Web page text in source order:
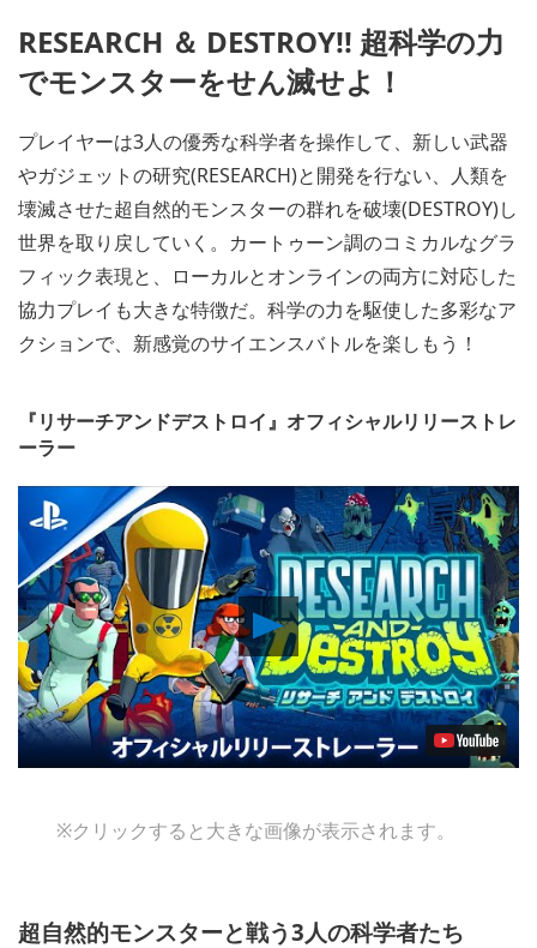
RESEARCH ＆ DESTROY!! 超科学の力
でモンスターをせん滅せよ！
プレイヤーは3人の優秀な科学者を操作して、新しい武器
やガジェットの研究(RESEARCH)と開発を行ない、人類を
壊滅させた超自然的モンスターの群れを破壊(DESTROY)し
世界を取り戻していく。カートゥーン調のコミカルなグラ
フィック表現と、ローカルとオンラインの両方に対応した
協力プレイも大きな特徴だ。科学の力を駆使した多彩なア
クションで、新感覚のサイエンスバトルを楽しもう！
『リサーチアンドデストロイ』オフィシャルリリーストレ
ーラー
Play
Video
※クリックすると大きな画像が表示されます。
超自然的モンスターと戦う3人の科学者たち